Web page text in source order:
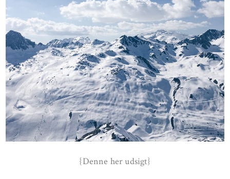
{Denne her udsigt}